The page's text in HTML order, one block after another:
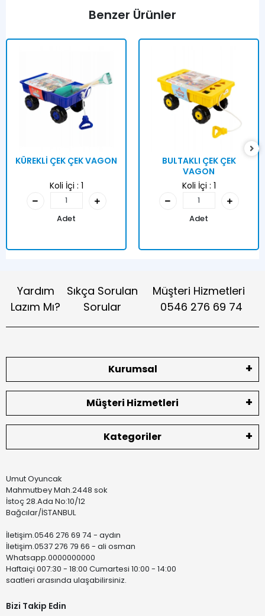
Benzer Ürünler
KÜREKLİ ÇEK ÇEK VAGON
Koli İçi : 1
Adet
BULTAKLI ÇEK ÇEK
VAGON
Koli İçi : 1
Adet
Yardım
Lazım Mı?
Sıkça Sorulan
Sorular
Müşteri Hizmetleri
0546 276 69 74
Kurumsal
Müşteri Hizmetleri
Kategoriler
Umut Oyuncak
Mahmutbey Mah.2448 sok
İstoç 28.Ada No:10/12
Bağcılar/İSTANBUL
İletişim.0546 276 69 74 - aydın
İletişim.0537 276 79 66 - ali osman
Whatsapp.0000000000
Haftaiçi 007:30 - 18:00 Cumartesi 10:00 - 14:00
saatleri arasında ulaşabilirsiniz.
Bizi Takip Edin